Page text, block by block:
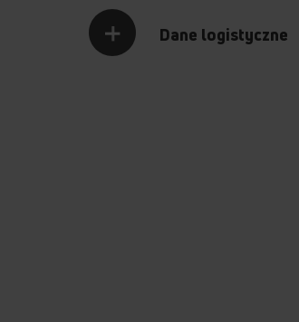
Dane logistyczne